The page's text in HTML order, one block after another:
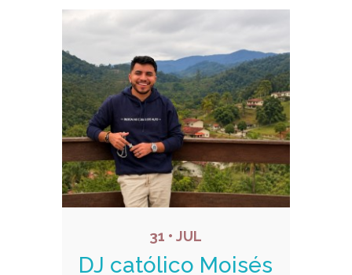
31 • JUL
DJ católico Moisés